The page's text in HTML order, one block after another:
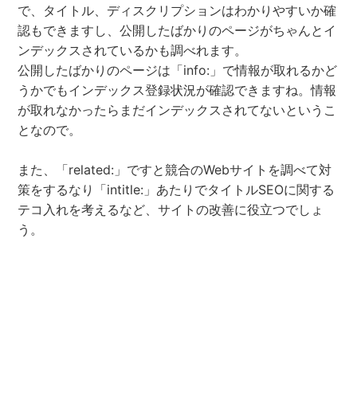
で、タイトル、ディスクリプションはわかりやすいか確
認もできますし、公開したばかりのページがちゃんとイ
ンデックスされているかも調べれます。
公開したばかりのページは「info:」で情報が取れるかど
うかでもインデックス登録状況が確認できますね。情報
が取れなかったらまだインデックスされてないというこ
となので。
また、「related:」ですと競合のWebサイトを調べて対
策をするなり「intitle:」あたりでタイトルSEOに関する
テコ入れを考えるなど、サイトの改善に役立つでしょ
う。